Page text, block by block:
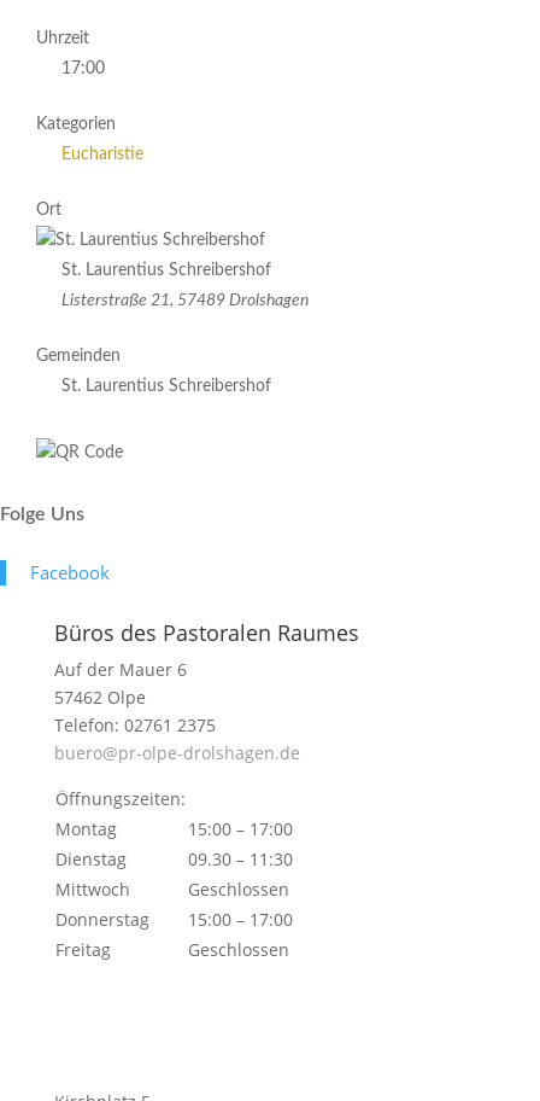
Uhrzeit
17:00
Kategorien
Eucharistie
Ort
St. Laurentius Schreibershof
Listerstraße 21, 57489 Drolshagen
Gemeinden
St. Laurentius Schreibershof
Folge Uns
Face­book
Büros des Pastoralen Raumes
Auf der Mauer 6
57462 Olpe
Telefon: 02761 2375
buero@pr-olpe-drolshagen.de
Öffnungszeiten:
Montag
15:00 – 17:00
Dienstag
09.30 – 11:30
Mittwoch
Geschlossen
Donnerstag
15:00 – 17:00
Freitag
Geschlossen